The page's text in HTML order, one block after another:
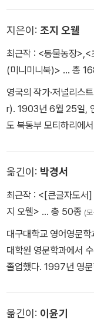
레지스탕스에 가담하
이 《시시포스 신화》
품 세계를 선보인다. 제
지스탕스 조직의 기관
로서, 모든 정치 활동
바탕을 둔 좌파적 입장
향을 일으켰고 1951년
의 부정정신을 옹호하
정에 금이 가기도 했다.
트르에게 걸작이라는 찬사를 받기도 했
화》를 발표하며 문학
주의자들에게 큰 영향
무명인, 그리고 나의 ‘
큰 성공을 거두었고,
｢어머니｣ 등과 소설 『도
트』 외 다수의 동화와
야에도 관심을 두어
더불어 사회과학서 《
했다. 1946년 세상을
역사서에 이르기까지
명인간》, 《우주 전쟁》,
의와 가족》, 《세계사
등학생 때 학교 주간지
학교 졸업 후 대학교
수습기자로 일했다. 제
입되었다가 다리에 중
타]의 특파원이 되어 유
도 했다. 1921년, 해외
드, 에즈라 파운드 등
과 미술가들과 어울리며
의 분류(奔流)』, 『태
이들의 삶을 그린 『태
올랐다. 그후 1920년대
하는 ‘피츠제럴드’와 ‘포
소설 『해는 또다시 떠
다. 전쟁 중 나누는 사
있거라』(1929)는 그
지은이: 조지 오웰
최근작 : <동물농장>,<
(미니미니북)> … 총
영국의 작가·저널리스
r). 1903년 6월 25일,
도 북동부 모티하리에
의 경찰간부로 일한다.
한 뒤, 자발적으로 파
탕으로 『파리와 런던
취재하여 탄광 노동자
는 길』(1937)을 쓰고,
즘에 맞서” 싸우기 위해
938)를 펴내면서 자신
한 전환점 이후 폐렴 요
옮긴이: 박경서
최근작 : <[큰글자도서]
지 오웰> … 총 50종 (
대구대학교 영어영문
대학원 영문학과에서
졸업했다. 1997년 영
리를 쏘다』, 워싱턴 어
옮긴이: 이윤기